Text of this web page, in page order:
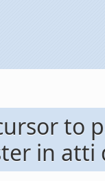
to
in atti